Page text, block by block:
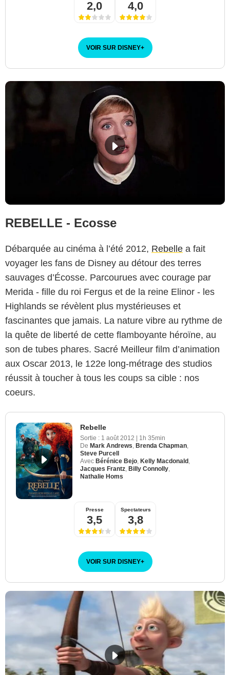
2,0 4,0
VOIR SUR DISNEY+
REBELLE - Ecosse
Débarquée au cinéma à l’été 2012, Rebelle a fait
voyager les fans de Disney au détour des terres
sauvages d’Écosse. Parcourues avec courage par
Merida - fille du roi Fergus et de la reine Elinor - les
Highlands se révèlent plus mystérieuses et
fascinantes que jamais. La nature vibre au rythme de
la quête de liberté de cette flamboyante héroïne, au
son de tubes phares. Sacré Meilleur film d’animation
aux Oscar 2013, le 122e long-métrage des studios
réussit à toucher à tous les coups sa cible : nos
coeurs.
Rebelle
Sortie : 1 août 2012
1h 35min
De Mark Andrews, Brenda Chapman,
Steve Purcell
Avec Bérénice Bejo, Kelly Macdonald ,
Jacques Frantz, Billy Connolly,
Nathalie Homs
Presse
3,5
Spectateurs
3,8
VOIR SUR DISNEY+